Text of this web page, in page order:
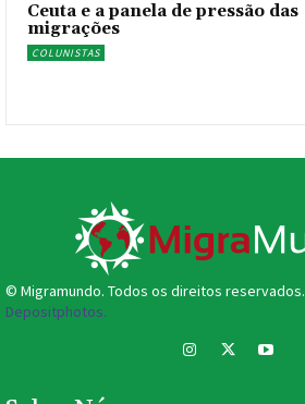
Ceuta e a panela de pressão das
migrações
COLUNISTAS
© Migramundo. Todos os direitos reservados.
Depositphotos.